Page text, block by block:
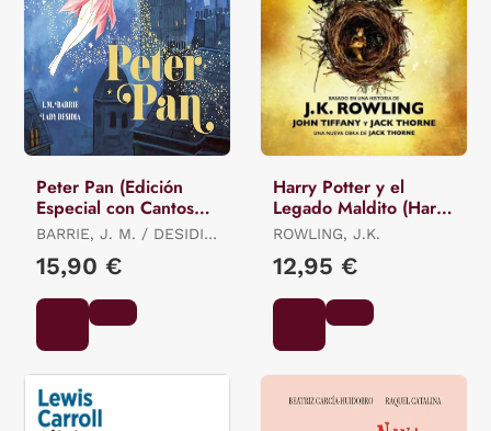
Peter Pan (Edición
Especial con Cantos
Tintados)
BARRIE, J. M. / DESIDIA,
15,90 €
Harry Potter y el
Legado Maldito (Harry
Potter 8)
ROWLING, J.K.
12,95 €